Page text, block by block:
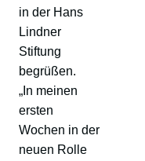
in der Hans
Lindner
Stiftung
begrüßen.
„In meinen
ersten
Wochen in der
neuen Rolle